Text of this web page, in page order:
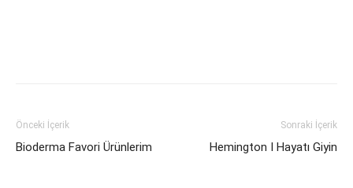
Önceki İçerik
Bioderma Favori Ürünlerim
Sonraki İçerik
Hemington I Hayatı Giyin